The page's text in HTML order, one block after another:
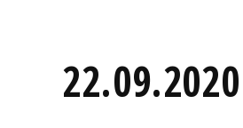
22.09.2020